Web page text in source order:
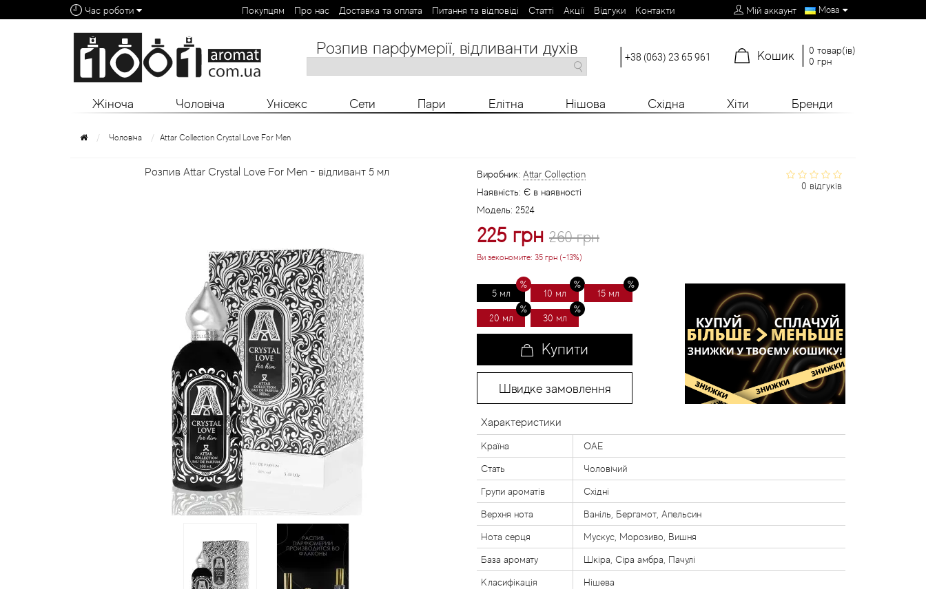
Час роботи Покупцям Про нас Доставка та оплата Питання та відповіді Статті Aкції Відгуки Контакти Мій аккаунт Мова
Алфавітний покажчик: 0 - 9 A B C D F G H M N O P R S T V X Y Z
Розпив парфумерії, відливанти духів +38 (063) 23 65 961 Кошик
0 товар(ів)
0 грн
Жіноча Чоловіча Унісекс Сети Пари Елітна Нішова Східна Хіти Бренди
Чоловіча Attar Collection Crystal Love For Men
Розпив Attar Crystal Love For Men - відливант 5 мл
0 відгуків
Виробник: Attar Collection
Наявність: Є в наявності
Модель: 2524
225 грн 260 грн
Ви зекономите: 35 грн (-13%)
5 мл 10 мл 15 мл
20 мл 30 мл
Купити
Швидке замовлення
Характеристики
Країна ОАЕ
Стать Чоловічий
Групи ароматів Східні
Верхня нота Ваніль, Бергамот, Апельсин
Нота серця Мускус, Морозиво, Вишня
База аромату Шкіра, Сіра амбра, Пачулі
Класифікація Нішева